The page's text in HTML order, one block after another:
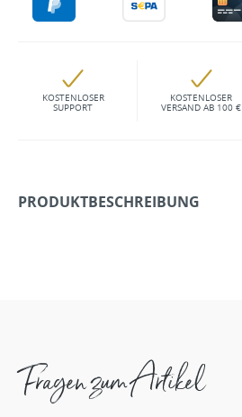
KOSTENLOSER
SUPPORT
KOSTENLOSER
VERSAND AB 100 €
PRODUKTBESCHREIBUNG
Fragen zum Artikel